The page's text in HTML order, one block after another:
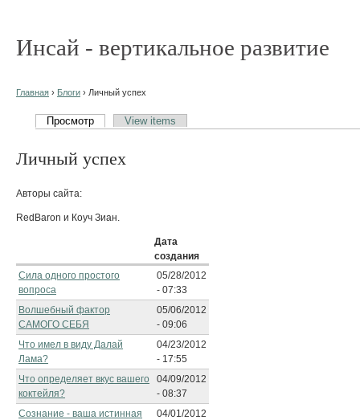
Инсай - вертикальное развитие
Главная › Блоги › Личный успех
Просмотр View items
Личный успех
Авторы сайта:
RedBaron и Коуч Зиан.
Дата
создания
Сила одного простого
вопроса
05/28/2012
- 07:33
Волшебный фактор
САМОГО СЕБЯ
05/06/2012
- 09:06
Что имел в виду Далай
Лама?
04/23/2012
- 17:55
Что определяет вкус вашего
коктейля?
04/09/2012
- 08:37
Сознание - ваша истинная
04/01/2012